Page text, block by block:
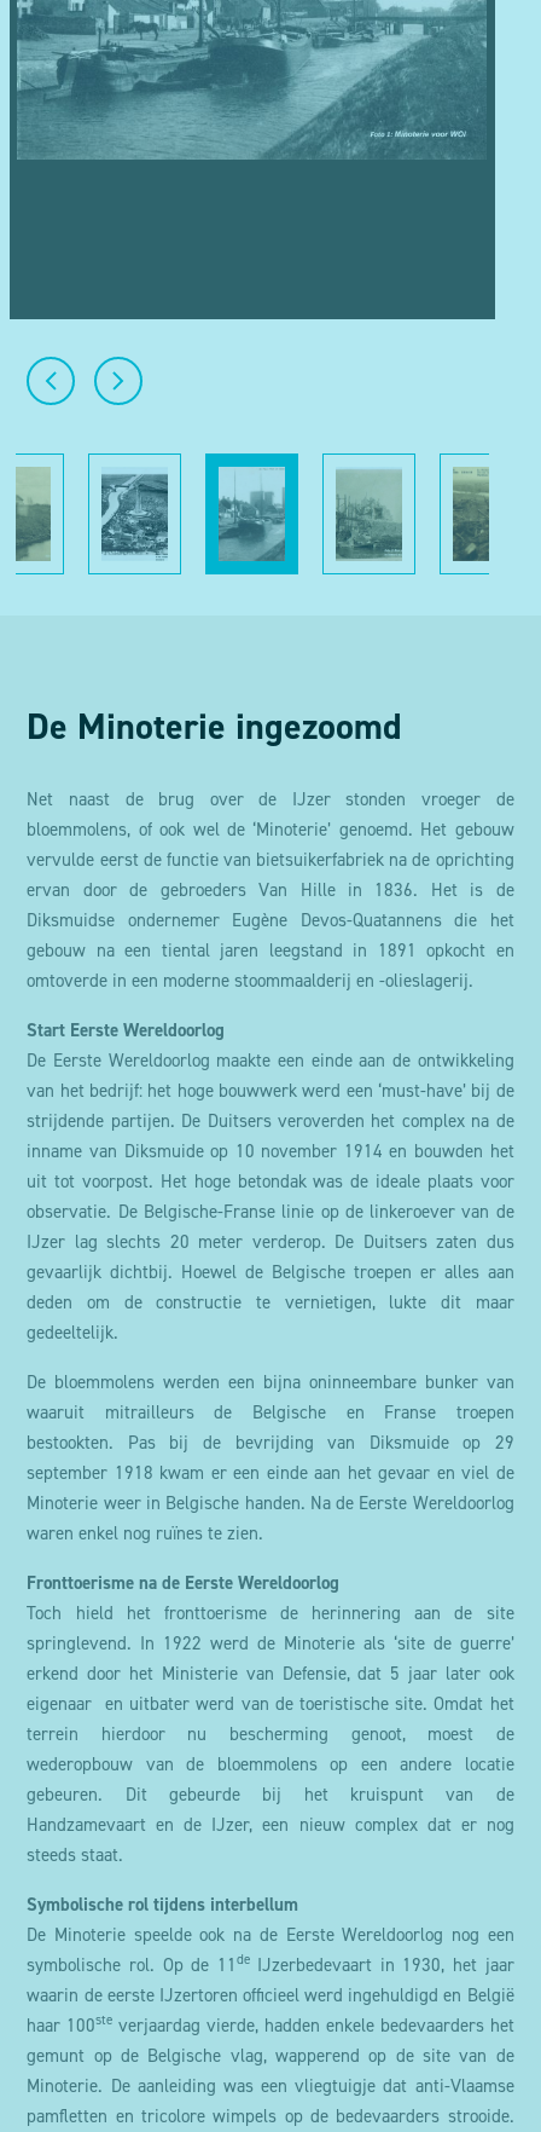
De Minoterie ingezoomd
Net naast de brug over de IJzer stonden vroeger de
bloemmolens, of ook wel de ‘Minoterie’ genoemd. Het gebouw
vervulde eerst de functie van bietsuikerfabriek na de oprichting
ervan door de gebroeders Van Hille in 1836. Het is de
Diksmuidse ondernemer Eugène Devos-Quatannens die het
gebouw na een tiental jaren leegstand in 1891 opkocht en
omtoverde in een moderne stoommaalderij en -olieslagerij.
Start Eerste Wereldoorlog
De Eerste Wereldoorlog maakte een einde aan de ontwikkeling
van het bedrijf: het hoge bouwwerk werd een ‘must-have’ bij de
strijdende partijen. De Duitsers veroverden het complex na de
inname van Diksmuide op 10 november 1914 en bouwden het
uit tot voorpost. Het hoge betondak was de ideale plaats voor
observatie. De Belgische-Franse linie op de linkeroever van de
IJzer lag slechts 20 meter verderop. De Duitsers zaten dus
gevaarlijk dichtbij. Hoewel de Belgische troepen er alles aan
deden om de constructie te vernietigen, lukte dit maar
gedeeltelijk.
De bloemmolens werden een bijna oninneembare bunker van
waaruit mitrailleurs de Belgische en Franse troepen
bestookten. Pas bij de bevrijding van Diksmuide op 29
september 1918 kwam er een einde aan het gevaar en viel de
Minoterie weer in Belgische handen. Na de Eerste Wereldoorlog
waren enkel nog ruïnes te zien.
Fronttoerisme na de Eerste Wereldoorlog
Toch hield het fronttoerisme de herinnering aan de site
springlevend. In 1922 werd de Minoterie als ‘site de guerre’
erkend door het Ministerie van Defensie, dat 5 jaar later ook
eigenaar en uitbater werd van de toeristische site. Omdat het
terrein hierdoor nu bescherming genoot, moest de
wederopbouw van de bloemmolens op een andere locatie
gebeuren. Dit gebeurde bij het kruispunt van de
Handzamevaart en de IJzer, een nieuw complex dat er nog
steeds staat.
Symbolische rol tijdens interbellum
De Minoterie speelde ook na de Eerste Wereldoorlog nog een
symbolische rol. Op de 11 deIJzerbedevaart in 1930, het jaar
waarin de eerste IJzertoren officieel werd ingehuldigd en België
haar 100ste verjaardag vierde, hadden enkele bedevaarders het
gemunt op de Belgische vlag, wapperend op de site van de
Minoterie. De aanleiding was een vliegtuigje dat anti-Vlaamse
pamfletten en tricolore wimpels op de bedevaarders strooide.